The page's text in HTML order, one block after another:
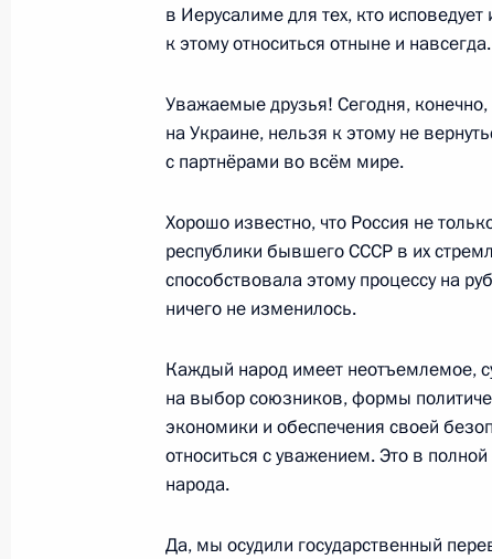
30 ноября 2010 года, вторник
Послание Президента
30 ноября 2010 года, 13:00 Москва, Кремль
12 ноября 2009 года, четверг
Послание Федеральному
5 ноября 2008 года, среда
Послание Федеральному
в Иерусалиме для тех, кто
к этому относиться отныне и навсегда.
Уважаемые друзья! Сегодня,
на Украине, нельзя к этому не
с партнёрами во всём мире.
Хорошо известно, что Россия не
республики бывшего СССР в их
способствовала этому процессу на
ничего не изменилось.
Каждый народ имеет неотъемлемое,
на выбор союзников, формы
экономики и обеспечения своей
относиться с уважением. Это в
народа.
Да, мы осудили государственный